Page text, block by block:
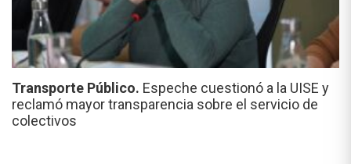
Transporte Público. Espeche cuestionó a la UISE y
reclamó mayor transparencia sobre el servicio de
colectivos